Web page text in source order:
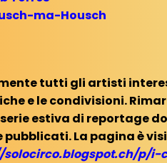
ma-Housch
tutti gli artisti
e le condivisioni.
estiva di reportage
La pagina è
p/i-